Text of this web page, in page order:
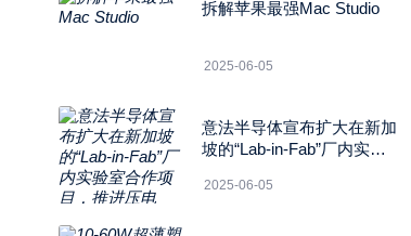
拆解苹果最强Mac Studio
2025-06-05
意法半导体宣布扩大在新加
坡的“Lab-in-Fab”厂内实验
MS技术的开发应用
2025-06-05